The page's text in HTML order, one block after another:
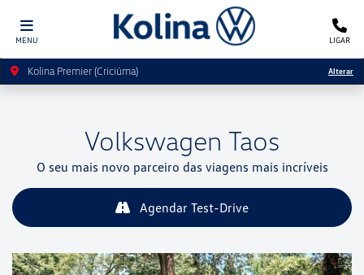
MENU LIGAR
Kolina Premier (Criciúma) Alterar
Volkswagen Taos
O seu mais novo parceiro das viagens mais incríveis
Agendar Test-Drive